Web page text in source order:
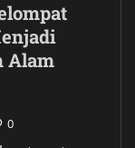
Alam
0